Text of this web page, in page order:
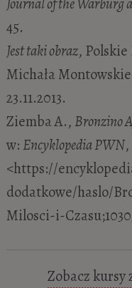
45.
Jest taki obraz,
Michała
23.11.2013.
Ziemba A., Bronzino
w: Encyklopedia PWN,
<https://
dodatkowe/haslo/
Milosci-i-
Zobacz